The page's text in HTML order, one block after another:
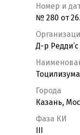
Номер и
№ 280 от
Д-р
Города
Казань,
Фаза КИ